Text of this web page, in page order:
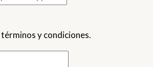
y condiciones.